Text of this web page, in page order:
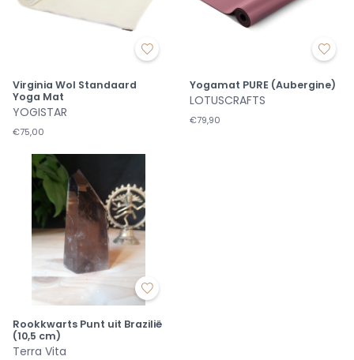
Virginia Wol Standaard
Yoga Mat
YOGISTAR
€75,00
Yogamat PURE (Aubergine)
LOTUSCRAFTS
€79,90
Rookkwarts Punt uit Brazilië
(10,5 cm)
Terra Vita